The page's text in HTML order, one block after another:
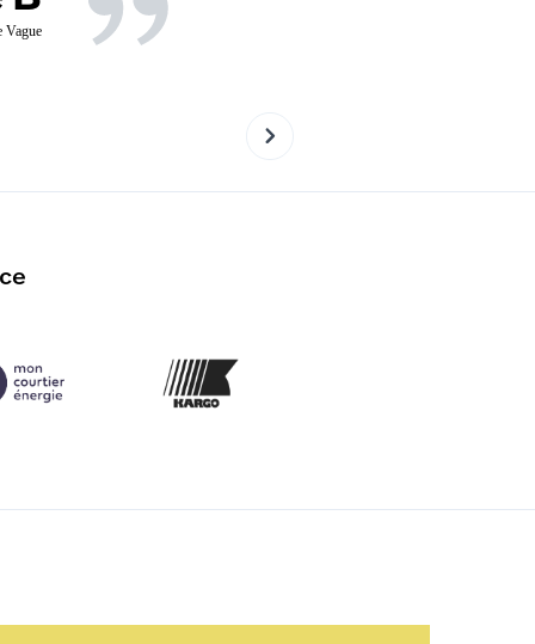
Vague